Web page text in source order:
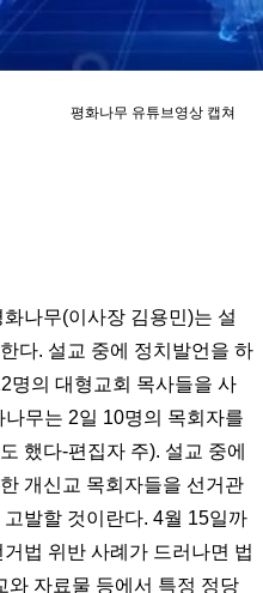
평화나무 유튜브영상 캡쳐
나무(이사장 김용민)는 설
다. 설교 중에 정치발언을 하
명의 대형교회 목사들을 사
무는 2일 10명의 목회자를
했다-편집자 주). 설교 중에
개신교 목회자들을 선거관
발할 것이란다. 4월 15일까
법 위반 사례가 드러나면 법
와 자료물 등에서 특정 정당